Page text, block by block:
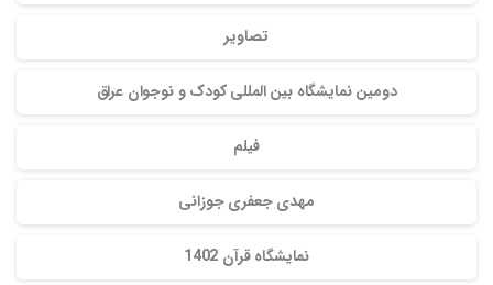
تصاویر
دومین نمایشگاه بین المللی کودک و نوجوان عراق
فیلم
مهدی جعفری جوزانی
نمایشگاه قرآن 1402